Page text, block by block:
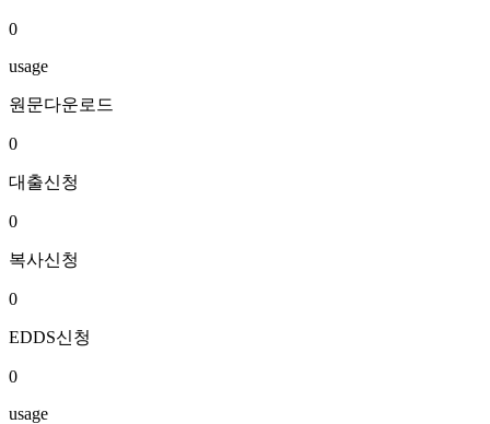
0
usage
원문다운로드
0
대출신청
0
복사신청
0
EDDS신청
0
usage